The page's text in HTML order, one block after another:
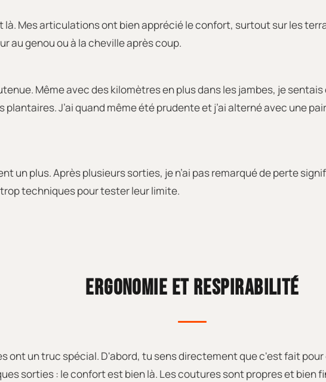
là. Mes articulations ont bien apprécié le confort, surtout sur les
au genou ou à la cheville après coup.
Même avec des kilomètres en plus dans les jambes, je
plantaires. J’ai quand même été prudente et j’ai alterné avec une
un plus. Après plusieurs sorties, je n’ai pas remarqué de perte
techniques pour tester leur limite.
ERGONOMIE ET RESPIRABILITÉ
ont un truc spécial. D'abord, tu sens directement que c'est fait pour
sorties : le confort est bien là. Les coutures sont propres et bien